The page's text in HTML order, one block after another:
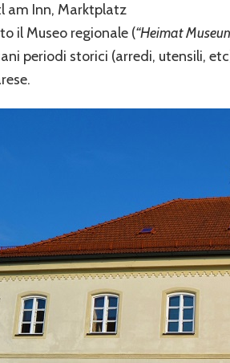
am Inn, Marktplatz
il Museo regionale (“Heimat
periodi storici (arredi, utensili,